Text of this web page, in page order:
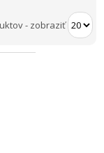
- zobraziť